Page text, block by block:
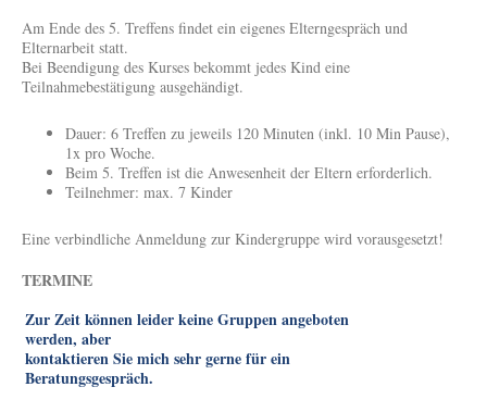
Am Ende des 5. Treffens findet ein eigenes Elterngespräch und
Elternarbeit statt.
Bei Beendigung des Kurses bekommt jedes Kind eine
Teilnahmebestätigung ausgehändigt.
Dauer: 6 Treffen zu jeweils 120 Minuten (inkl. 10 Min Pause),
1x pro Woche.
Beim 5. Treffen ist die Anwesenheit der Eltern erforderlich.
Teilnehmer: max. 7 Kinder
Eine verbindliche Anmeldung zur Kindergruppe wird vorausgesetzt!
TERMINE
Zur Zeit können leider keine Gruppen angeboten
werden, aber
kontaktieren Sie mich sehr gerne für ein
Beratungsgespräch.